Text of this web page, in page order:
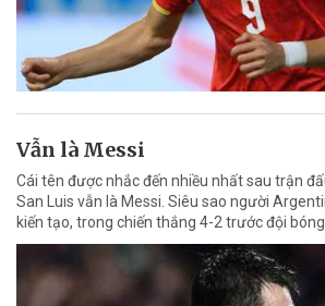
Vẫn là Messi
Cái tên được nhắc đến nhiều nhất sau trận
San Luis vẫn là Messi. Siêu sao người
kiến tạo, trong chiến thắng 4-2 trước đội